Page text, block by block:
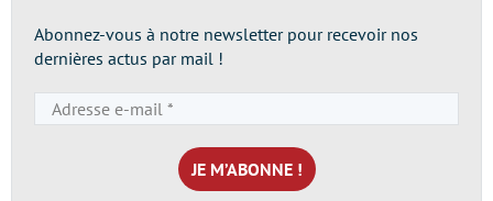
Abonnez-vous à notre newsletter pour recevoir nos
dernières actus par mail !
e-
mail
*